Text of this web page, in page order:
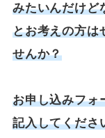
みたいんだけど
とお考えの方は
せんか？
お申し込みフォ
記入してくださ